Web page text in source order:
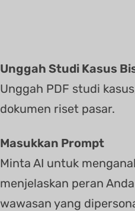
Unggah Studi Kasus
Unggah PDF studi
dokumen riset pasar.
Masukkan Prompt
Minta AI untuk
menjelaskan peran
wawasan yang